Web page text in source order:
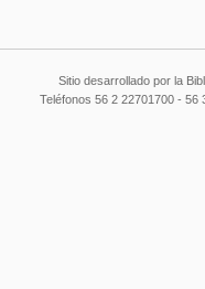
la
Sitio desarrollado por la
Teléfonos 56 2 22701700 - 56